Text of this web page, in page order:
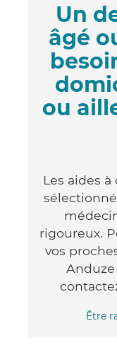
Un
âgé
ou
Les aides
rigoureux.
vos
Être